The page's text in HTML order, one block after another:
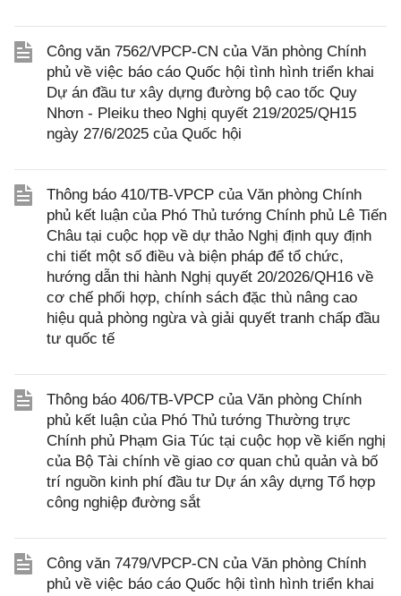
Công văn 7562/VPCP-CN của Văn phòng Chính
phủ về việc báo cáo Quốc hội tình hình triển khai
Dự án đầu tư xây dựng đường bộ cao tốc Quy
Nhơn - Pleiku theo Nghị quyết 219/2025/QH15
ngày 27/6/2025 của Quốc hội
Thông báo 410/TB-VPCP của Văn phòng Chính
phủ kết luận của Phó Thủ tướng Chính phủ Lê Tiến
Châu tại cuộc họp về dự thảo Nghị định quy định
chi tiết một số điều và biện pháp để tổ chức,
hướng dẫn thi hành Nghị quyết 20/2026/QH16 về
cơ chế phối hợp, chính sách đặc thù nâng cao
hiệu quả phòng ngừa và giải quyết tranh chấp đầu
tư quốc tế
Thông báo 406/TB-VPCP của Văn phòng Chính
phủ kết luận của Phó Thủ tướng Thường trực
Chính phủ Phạm Gia Túc tại cuộc họp về kiến nghị
của Bộ Tài chính về giao cơ quan chủ quản và bố
trí nguồn kinh phí đầu tư Dự án xây dựng Tổ hợp
công nghiệp đường sắt
Công văn 7479/VPCP-CN của Văn phòng Chính
phủ về việc báo cáo Quốc hội tình hình triển khai